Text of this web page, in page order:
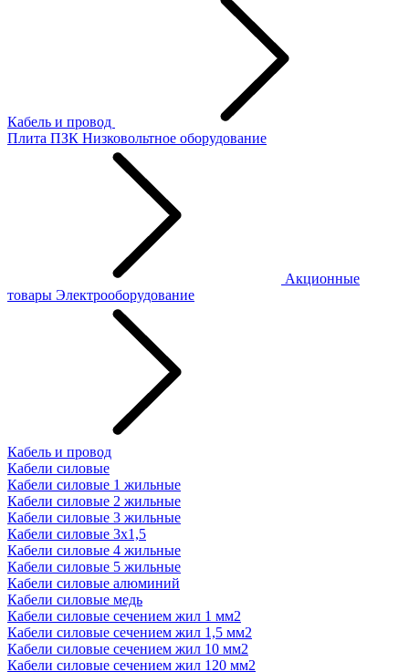
Кабель и провод
Плита ПЗК Низковольтное оборудование
Акционные
товары Электрооборудование
Кабель и провод
Кабели силовые
Кабели силовые 1 жильные
Кабели силовые 2 жильные
Кабели силовые 3 жильные
Кабели силовые 3х1,5
Кабели силовые 4 жильные
Кабели силовые 5 жильные
Кабели силовые алюминий
Кабели силовые медь
Кабели силовые сечением жил 1 мм2
Кабели силовые сечением жил 1,5 мм2
Кабели силовые сечением жил 10 мм2
Кабели силовые сечением жил 120 мм2